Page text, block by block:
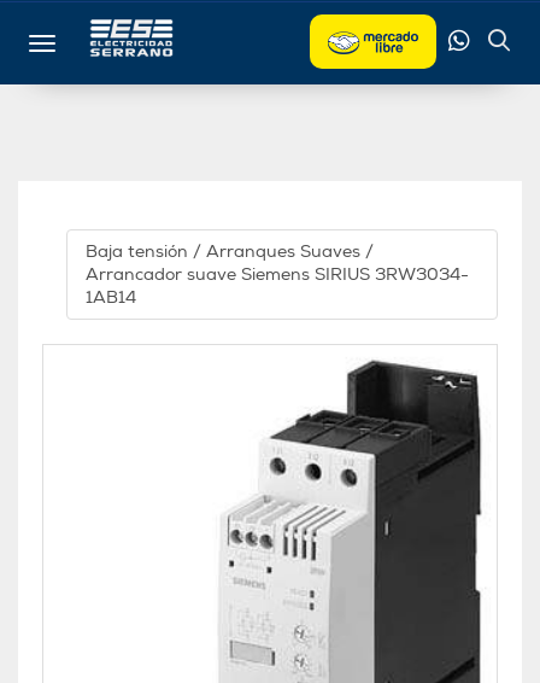
Toggle navigation
Baja tensión / Arranques Suaves /
Arrancador suave Siemens SIRIUS 3RW3034-
1AB14